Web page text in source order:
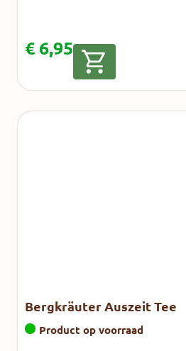
€ 6,95
Bergkräuter Auszeit Tee
Product op voorraad